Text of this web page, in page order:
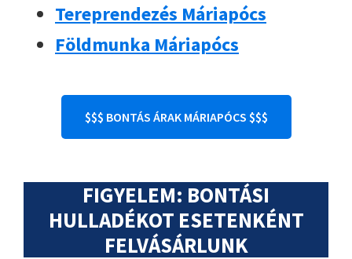
Tereprendezés Máriapócs
Földmunka Máriapócs
$$$ BONTÁS ÁRAK MÁRIAPÓCS $$$
FIGYELEM: BONTÁSI
HULLADÉKOT ESETENKÉNT
FELVÁSÁRLUNK